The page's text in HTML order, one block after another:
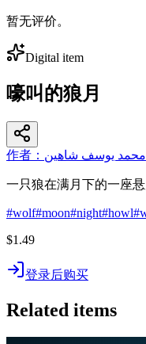
暂无评价。
Digital item
嚎叫的狼月
作者：محمد يوسف شاهين
一只狼在满月下的一座悬
#wolf#moon#night#howl#
$1.49
登录后购买
Related items